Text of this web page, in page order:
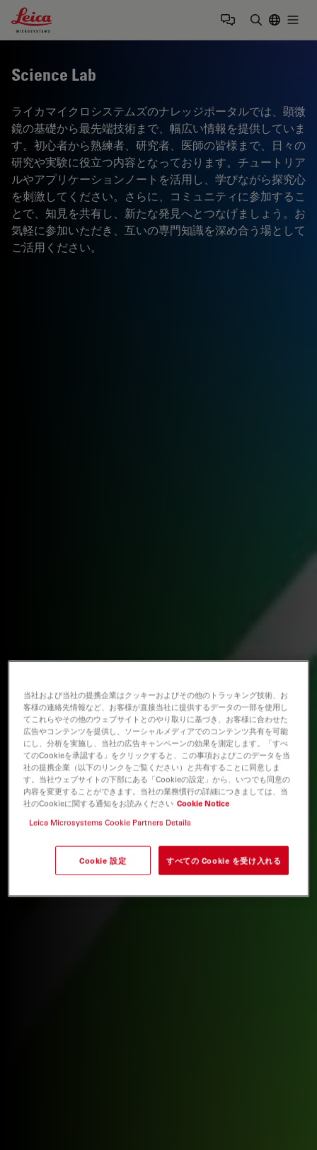
Leica Microsystems Logo
Science Lab
ライカマイクロシステムズのナレッジポータルでは、顕微
鏡の基礎から最先端技術まで、幅広い情報を提供していま
す。初心者から熟練者、研究者、医師の皆様まで、日々の
研究や実験に役立つ内容となっております。チュートリア
ルやアプリケーションノートを活用し、学びながら探究心
を刺激してください。さらに、コミュニティに参加するこ
とで、知見を共有し、新たな発見へとつなげましょう。お
気軽に参加いただき、互いの専門知識を深め合う場として
ご活用ください。
当社および当社の提携企業はクッキーおよびその他のトラッキング技術、お
客様の連絡先情報など、お客様が直接当社に提供するデータの一部を使用し
てこれらやその他のウェブサイトとのやり取りに基づき、お客様に合わせた
広告やコンテンツを提供し、ソーシャルメディアでのコンテンツ共有を可能
にし、分析を実施し、当社の広告キャンペーンの効果を測定します。「すべ
てのCookieを承認する」をクリックすると、この事項およびこのデータを当
社の提携企業（以下のリンクをご覧ください）と共有することに同意しま
す。当社ウェブサイトの下部にある「Cookieの設定」から、いつでも同意の
内容を変更することができます。当社の業務慣行の詳細につきましては、当
社のCookieに関する通知をお読みください Cookie Notice
Leica Microsystems Cookie Partners Details
Cookie 設定 すべての Cookie を受け入れる